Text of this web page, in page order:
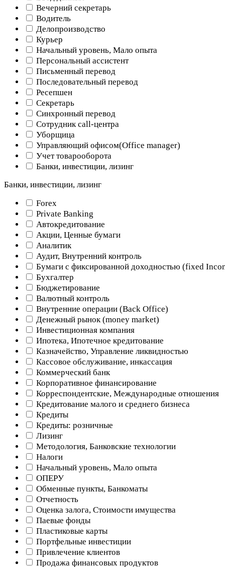
Вечерний секретарь
Водитель
Делопроизводство
Курьер
Начальный уровень, Мало опыта
Персональный ассистент
Письменный перевод
Последовательный перевод
Ресепшен
Секретарь
Синхронный перевод
Сотрудник call-центра
Уборщица
Управляющий офисом(Оffice manager)
Учет товарооборота
Банки, инвестиции, лизинг
Банки, инвестиции, лизинг
Forex
Private Banking
Автокредитование
Акции, Ценные бумаги
Аналитик
Аудит, Внутренний контроль
Бумаги с фиксированной доходностью (fixed
Бухгалтер
Бюджетирование
Валютный контроль
Внутренние операции (Back Office)
Денежный рынок (money market)
Инвестиционная компания
Ипотека, Ипотечное кредитование
Казначейство, Управление ликвидностью
Кассовое обслуживание, инкассация
Коммерческий банк
Корпоративное финансирование
Корреспондентские, Международные отношения
Кредитование малого и среднего бизнеса
Кредиты
Кредиты: розничные
Лизинг
Методология, Банковские технологии
Налоги
Начальный уровень, Мало опыта
ОПЕРУ
Обменные пункты, Банкоматы
Отчетность
Оценка залога, Стоимости имущества
Паевые фонды
Пластиковые карты
Портфельные инвестиции
Привлечение клиентов
Продажа финансовых продуктов